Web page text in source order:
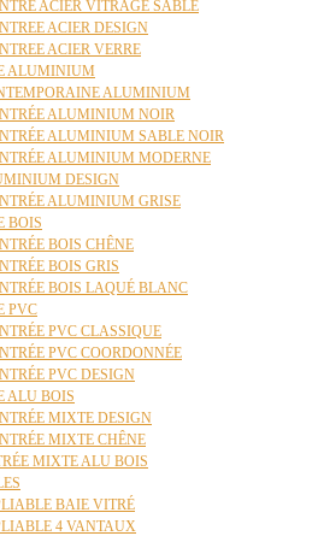
ACIER VITRAGE SABLE
ACIER DESIGN
ACIER VERRE
ALUMINIUM
ALUMINIUM
ALUMINIUM NOIR
ALUMINIUM SABLE NOIR
ALUMINIUM MODERNE
DESIGN
ALUMINIUM GRISE
BOIS
BOIS CHÊNE
BOIS GRIS
BOIS LAQUÉ BLANC
PVC
PVC CLASSIQUE
PVC COORDONNÉE
PVC DESIGN
ALU BOIS
MIXTE DESIGN
MIXTE CHÊNE
MIXTE ALU BOIS
BAIE VITRÉ
4 VANTAUX